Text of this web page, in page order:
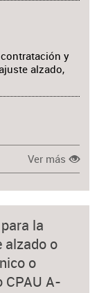
y
alzado,
Ver más
la
alzado o
o
A-